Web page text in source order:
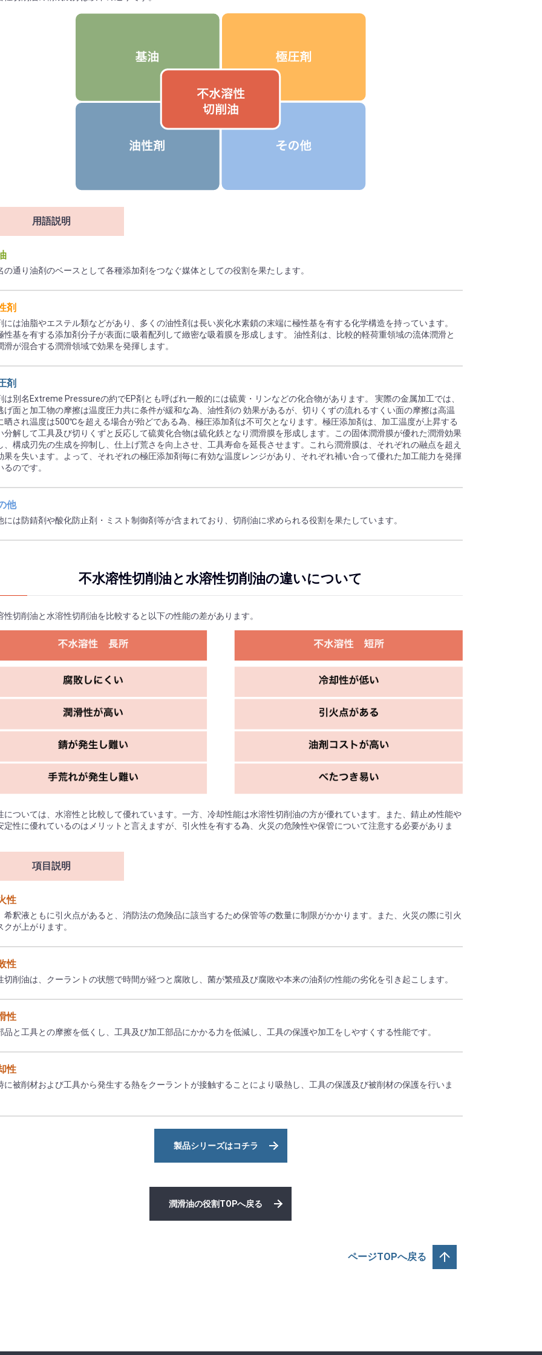
用語説明
の通り油剤のベースとして各種添加剤をつなぐ媒体としての役割を果たします。
剤
には油脂やエステル類などがあり、多くの油性剤は長い炭化水素鎖の末端に極性基を有する化学構造を持っています。
性基を有する添加剤分子が表面に吸着配列して緻密な吸着膜を形成します。 油性剤は、比較的軽荷重領域の流体潤滑と
滑が混合する潤滑領域で効果を発揮します。
剤
は別名Extreme Pressureの約でEP剤とも呼ばれ一般的には硫黄・リンなどの化合物があります。 実際の金属加工では、
げ面と加工物の摩擦は温度圧力共に条件が緩和な為、油性剤の 効果があるが、切りくずの流れるすくい面の摩擦は高温
晒され温度は500℃を超える場合が殆どである為、極圧添加剤は不可欠となります。極圧添加剤は、加工温度が上昇する
分解して工具及び切りくずと反応して硫黄化合物は硫化鉄となり潤滑膜を形成します。この固体潤滑膜が優れた潤滑効果
、構成刃先の生成を抑制し、仕上げ荒さを向上させ、工具寿命を延長させます。これら潤滑膜は、それぞれの融点を超え
果を失います。よって、それぞれの極圧添加剤毎に有効な温度レンジがあり、それぞれ補い合って優れた加工能力を発揮
るのです。
他
には防錆剤や酸化防止剤・ミスト制御剤等が含まれており、切削油に求められる役割を果たしています。
不水溶性切削油と水溶性切削油の違いについて
性切削油と水溶性切削油を比較すると以下の性能の差があります。
については、水溶性と比較して優れています。一方、冷却性能は水溶性切削油の方が優れています。また、錆止め性能や
定性に優れているのはメリットと言えますが、引火性を有する為、火災の危険性や保管について注意する必要がありま
項目説明
性
希釈液ともに引火点があると、消防法の危険品に該当するため保管等の数量に制限がかかります。また、火災の際に引火
クが上がります。
性
切削油は、クーラントの状態で時間が経つと腐敗し、菌が繁殖及び腐敗や本来の油剤の性能の劣化を引き起こします。
性
品と工具との摩擦を低くし、工具及び加工部品にかかる力を低減し、工具の保護や加工をしやすくする性能です。
性
に被削材および工具から発生する熱をクーラントが接触することにより吸熱し、工具の保護及び被削材の保護を行いま
製品シリーズはコチラ
潤滑油の役割TOPへ戻る
ページTOPへ戻る